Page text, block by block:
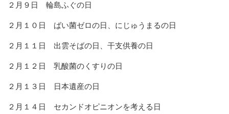
２月９日 輪島ふぐの日
２月１０日 ばい菌ゼロの日、にじゅうまるの日
２月１１日 出雲そばの日、干支供養の日
２月１２日 乳酸菌のくすりの日
２月１３日 日本遺産の日
２月１４日 セカンドオピニオンを考える日